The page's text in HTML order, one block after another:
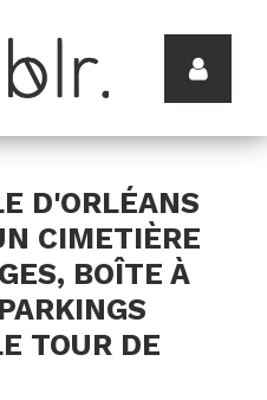
D'ORLÉANS
CIMETIÈRE
BOÎTE À
TOUR DE